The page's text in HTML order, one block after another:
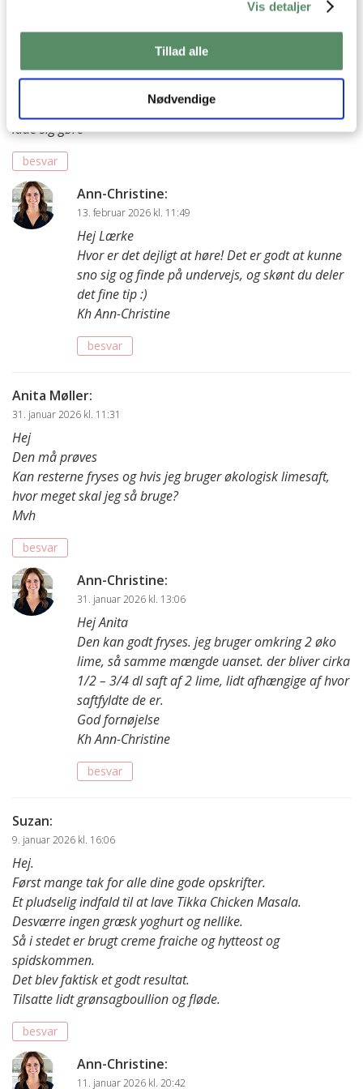
Vis detaljer
Tillad alle
Nødvendige
Jeg marinerede kyllingen som ellers, dog uden den græske
yoghurt og smed på panden.
Til masala-saucen stegte jeg løgene, tilføjede krydderierne
og lavede så en opbagt sovs, hvori jeg tilføjede de øvrige
Så er man som mig, lige rigeligt spontan, så kan det også
lade sig gøre
besvar
Ann-Christine:
13. februar 2026 kl. 11:49
Hej Lærke
Hvor er det dejligt at høre! Det er godt at kunne
sno sig og finde på undervejs, og skønt du deler
det fine tip :)
Kh Ann-Christine
besvar
Anita Møller:
31. januar 2026 kl. 11:31
Hej
Den må prøves
Kan resterne fryses og hvis jeg bruger økologisk limesaft,
hvor meget skal jeg så bruge?
Mvh
besvar
Ann-Christine:
31. januar 2026 kl. 13:06
Hej Anita
Den kan godt fryses. jeg bruger omkring 2 øko
lime, så samme mængde uanset. der bliver cirka
1/2 – 3/4 dl saft af 2 lime, lidt afhængige af hvor
saftfyldte de er.
God fornøjelse
Kh Ann-Christine
besvar
Suzan:
9. januar 2026 kl. 16:06
Hej.
Først mange tak for alle dine gode opskrifter.
Et pludselig indfald til at lave Tikka Chicken Masala.
Desværre ingen græsk yoghurt og nellike.
Så i stedet er brugt creme fraiche og hytteost og
spidskommen.
Det blev faktisk et godt resultat.
Tilsatte lidt grønsagboullion og fløde.
besvar
Ann-Christine:
11. januar 2026 kl. 20:42